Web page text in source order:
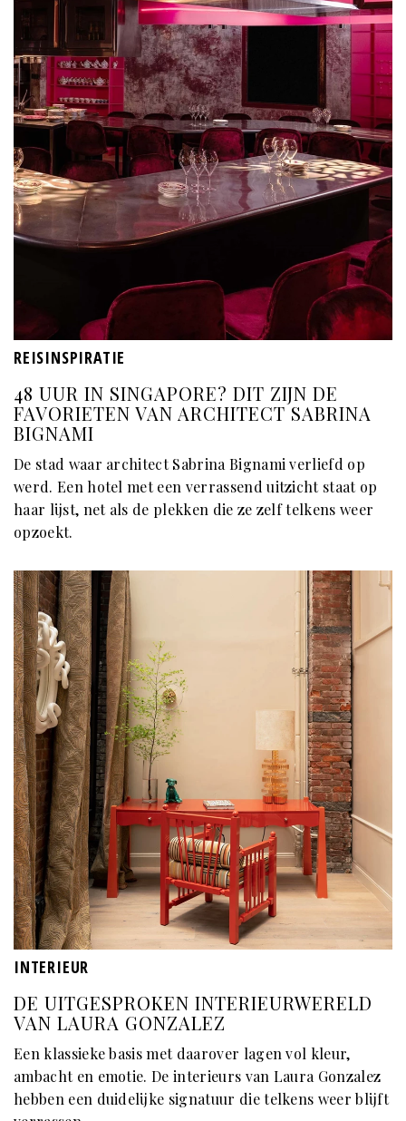
REISINSPIRATIE
48 UUR IN SINGAPORE? DIT ZIJN DE
FAVORIETEN VAN ARCHITECT SABRINA
BIGNAMI
De stad waar architect Sabrina Bignami verliefd op
werd. Een hotel met een verrassend uitzicht staat op
haar lijst, net als de plekken die ze zelf telkens weer
opzoekt.
INTERIEUR
DE UITGESPROKEN INTERIEURWERELD
VAN LAURA GONZALEZ
Een klassieke basis met daarover lagen vol kleur,
ambacht en emotie. De interieurs van Laura Gonzalez
hebben een duidelijke signatuur die telkens weer blijft